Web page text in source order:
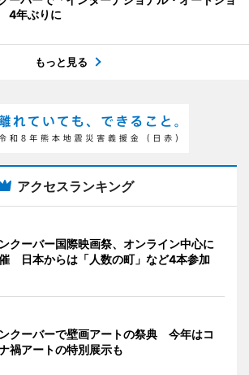
4年ぶりに
もっと見る
アクセスランキング
クーバー国際映画祭、オンライン中心に
日本からは「人数の町」など4本参加
クーバーで壁画アートの祭典 今年はコ
禍アートの特別展示も